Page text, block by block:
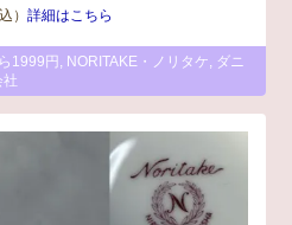
）詳細はこちら
1999円 NORITAKE・ノリタケ
ダニ
社